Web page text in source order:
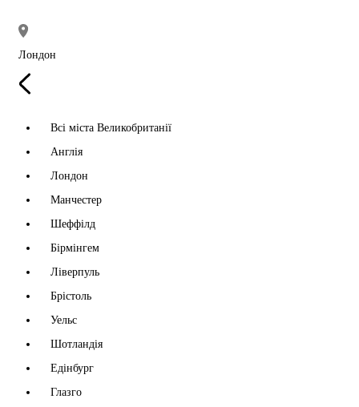
Лондон
Всі міста Великобританії
Англія
Лондон
Манчестер
Шеффілд
Бірмінгем
Ліверпуль
Брістоль
Уельс
Шотландія
Едінбург
Глазго